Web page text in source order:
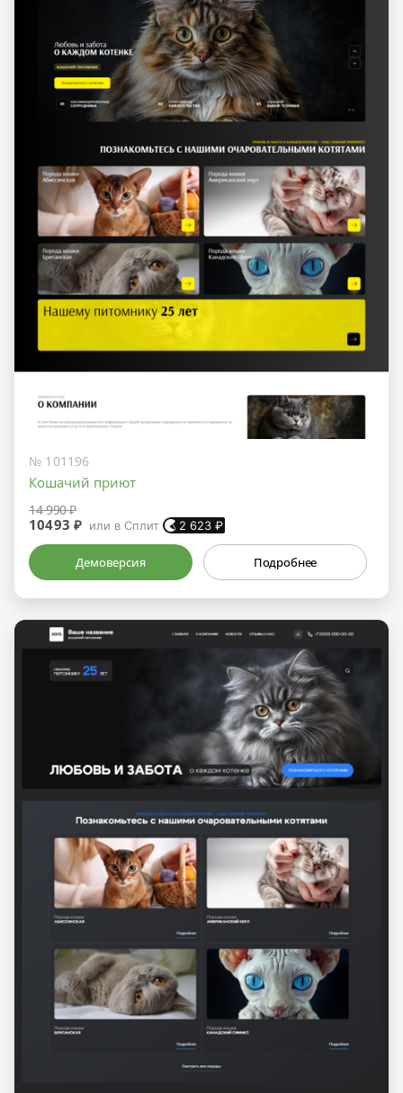
№ 101196
Кошачий приют
14 990 ₽
10493 ₽ или в Сплит 2 623 ₽
Демоверсия Подробнее